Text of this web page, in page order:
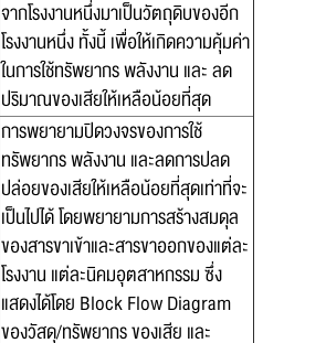
จากโรงงานหนึ่งมาเป็นวัตถุดิบของอีก
โรงงานหนึ่ง ทั้งนี้ เพื่อให้เกิดความคุ้มค่า
ในการใช้ทรัพยากร พลังงาน และ ลด
ปริมาณของเสียให้เหลือน้อยที่สุด
การพยายามปิดวงจรของการใช้
ทรัพยากร พลังงาน และลดการปลด
ปล่อยของเสียให้เหลือน้อยที่สุดเท่าที่จะ
เป็นไปได้ โดยพยายามการสร้างสมดุล
ของสารขาเข้าและสารขาออกของแต่ละ
โรงงาน แต่ละนิคมอุตสาหกรรม ซึ่ง
แสดงได้โดย Block Flow Diagram
ของวัสดุ/ทรัพยากร ของเสีย และ